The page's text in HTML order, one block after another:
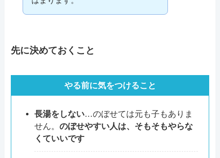
先に決めておくこと
やる前に気をつけること
長湯をしない…のぼせては元も子もありま
せん。のぼせやすい人は、そもそもやらな
くていいです